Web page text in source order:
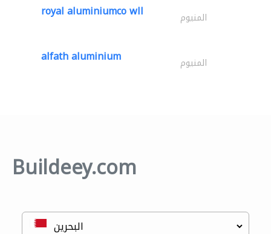
royal aluminiumco wll المنيوم
alfath aluminium المنيوم
Buildeey.com